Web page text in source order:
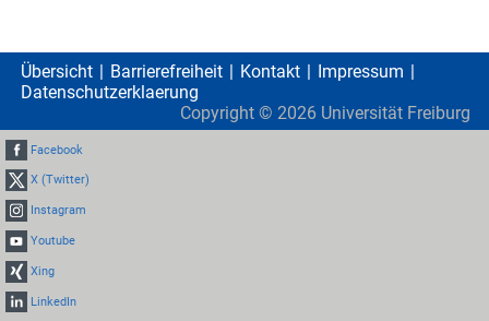
Übersicht Barrierefreiheit Kontakt
Impressum
Datenschutzerklaerung
Copyright © 2026 Universität Freiburg
Facebook
X (Twitter)
Instagram
Youtube
Xing
LinkedIn